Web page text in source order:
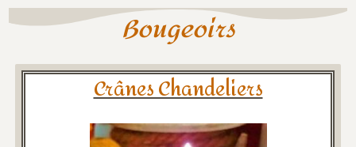
Bougeoirs
Crânes Chandeliers